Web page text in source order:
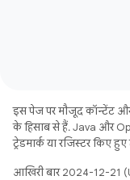
इस पेज पर मौजूद कॉन्टेंट
के हिसाब से हैं. Java और
ट्रेडमार्क या रजिस्टर किए हुए
आखिरी बार 2024-12-21